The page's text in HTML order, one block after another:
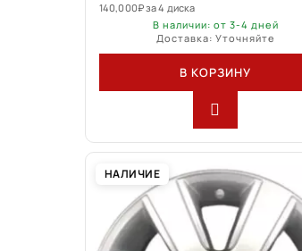
140,000₽за 4 диска
В наличии: от 3-4 дней
Доставка: Уточняйте
В КОРЗИНУ
НАЛИЧИЕ